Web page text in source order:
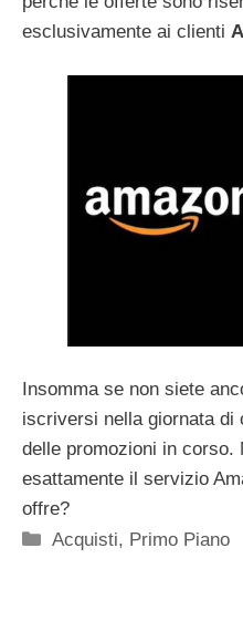
esclusivamente ai clienti
Insomma se non siete
iscriversi nella giornata di
delle promozioni in corso.
esattamente il servizio
offre?
Categorie
Acquisti, Primo Piano